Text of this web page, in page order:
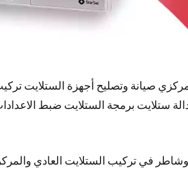
صيانة وتصليح أجهزة الستلايت
ستلايت برمجة الستلايت ضبط
في تركيب الستلايت العادي